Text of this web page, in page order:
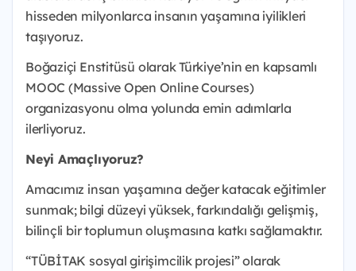
hisseden milyonlarca insanın yaşamına iyilikleri
taşıyoruz.
Boğaziçi Enstitüsü olarak Türkiye’nin en kapsamlı
MOOC (Massive Open Online Courses)
organizasyonu olma yolunda emin adımlarla
ilerliyoruz.
Neyi Amaçlıyoruz?
Amacımız insan yaşamına değer katacak eğitimler
sunmak; bilgi düzeyi yüksek, farkındalığı gelişmiş,
bilinçli bir toplumun oluşmasına katkı sağlamaktır.
“TÜBİTAK sosyal girişimcilik projesi” olarak